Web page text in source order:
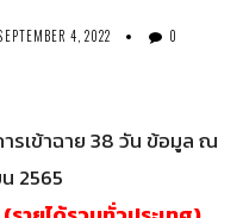
4, 2022
0
รเข้าฉาย 38 วัน ข้อมูล ณ
2565